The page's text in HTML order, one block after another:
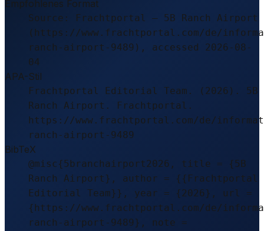
Empfohlenes Format
Source: Frachtportal – 5B Ranch Airport
(https://www.frachtportal.com/de/
ranch-airport-9489), accessed 2026-08-
04
APA-Stil
Frachtportal Editorial Team. (2026). 5B
Ranch Airport. Frachtportal.
https://www.frachtportal.com/de/
ranch-airport-9489
BibTeX
@misc{5branchairport2026, title = {5B
Ranch Airport}, author = {{Frachtportal
Editorial Team}}, year = {2026}, url =
{https://www.frachtportal.com/de/
ranch-airport-9489}, note =